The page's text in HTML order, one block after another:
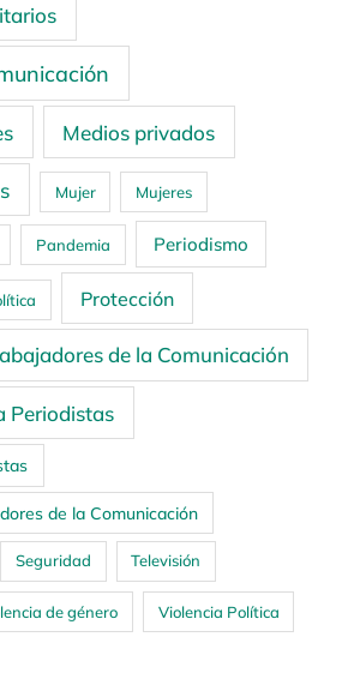
Medios privados
Mujer Mujeres
Pandemia Periodismo
Protección
de la Comunicación
Periodistas
de la Comunicación
Seguridad Televisión
de género Violencia Política